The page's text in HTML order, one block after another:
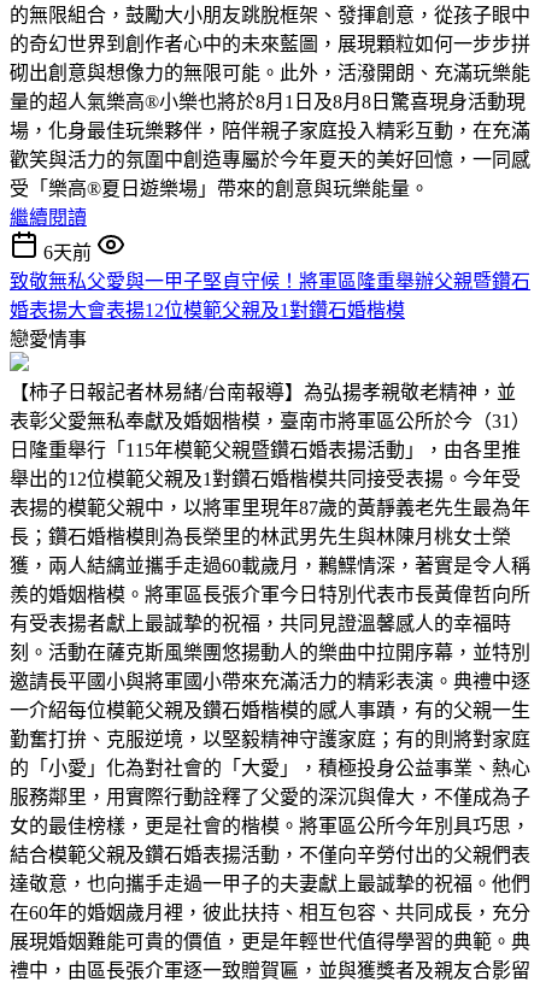
的無限組合，鼓勵大小朋友跳脫框架、發揮創意，從孩子眼中
的奇幻世界到創作者心中的未來藍圖，展現顆粒如何一步步拼
砌出創意與想像力的無限可能。此外，活潑開朗、充滿玩樂能
量的超人氣樂高®小樂也將於8月1日及8月8日驚喜現身活動現
場，化身最佳玩樂夥伴，陪伴親子家庭投入精彩互動，在充滿
歡笑與活力的氛圍中創造專屬於今年夏天的美好回憶，一同感
受「樂高®夏日遊樂場」帶來的創意與玩樂能量。
繼續閱讀
6天前
致敬無私父愛與一甲子堅貞守候！將軍區隆重舉辦父親暨鑽石
婚表揚大會表揚12位模範父親及1對鑽石婚楷模
戀愛情事
【柿子日報記者林易緒/台南報導】為弘揚孝親敬老精神，並
表彰父愛無私奉獻及婚姻楷模，臺南市將軍區公所於今（31）
日隆重舉行「115年模範父親暨鑽石婚表揚活動」，由各里推
舉出的12位模範父親及1對鑽石婚楷模共同接受表揚。今年受
表揚的模範父親中，以將軍里現年87歲的黃靜義老先生最為年
長；鑽石婚楷模則為長榮里的林武男先生與林陳月桃女士榮
獲，兩人結縭並攜手走過60載歲月，鶼鰈情深，著實是令人稱
羨的婚姻楷模。將軍區長張介軍今日特別代表市長黃偉哲向所
有受表揚者獻上最誠摯的祝福，共同見證溫馨感人的幸福時
刻。活動在薩克斯風樂團悠揚動人的樂曲中拉開序幕，並特別
邀請長平國小與將軍國小帶來充滿活力的精彩表演。典禮中逐
一介紹每位模範父親及鑽石婚楷模的感人事蹟，有的父親一生
勤奮打拚、克服逆境，以堅毅精神守護家庭；有的則將對家庭
的「小愛」化為對社會的「大愛」，積極投身公益事業、熱心
服務鄰里，用實際行動詮釋了父愛的深沉與偉大，不僅成為子
女的最佳榜樣，更是社會的楷模。將軍區公所今年別具巧思，
結合模範父親及鑽石婚表揚活動，不僅向辛勞付出的父親們表
達敬意，也向攜手走過一甲子的夫妻獻上最誠摯的祝福。他們
在60年的婚姻歲月裡，彼此扶持、相互包容、共同成長，充分
展現婚姻難能可貴的價值，更是年輕世代值得學習的典範。典
禮中，由區長張介軍逐一致贈賀匾，並與獲獎者及親友合影留